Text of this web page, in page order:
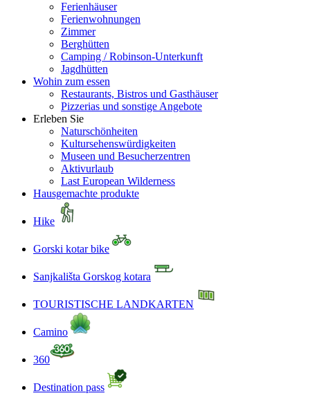
Ferienhäuser
Ferienwohnungen
Zimmer
Berghütten
Camping / Robinson-Unterkunft
Jagdhütten
Wohin zum essen
Restaurants, Bistros und Gasthäuser
Pizzerias und sonstige Angebote
Erleben Sie
Naturschönheiten
Kultursehenswürdigkeiten
Museen und Besucherzentren
Aktivurlaub
Last European Wilderness
Hausgemachte produkte
Hike
Gorski kotar bike
Sanjkališta Gorskog kotara
TOURISTISCHE LANDKARTEN
Camino
360
Destination pass